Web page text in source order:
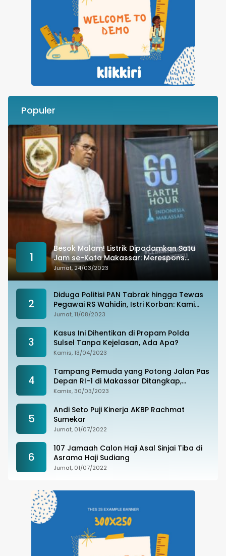
Populer
1
Besok Malam! Listrik Dipadamkan Satu
Jam se-Kota Makassar: Merespons
Perubahan Iklim
Jumat, 24/03/2023
2
Diduga Politisi PAN Tabrak hingga Tewas
Pegawai RS Wahidin, Istri Korban: Kami
Tak Terima
Jumat, 11/08/2023
3
Kasus Ini Dihentikan di Propam Polda
Sulsel Tanpa Kejelasan, Ada Apa?
Kamis, 13/04/2023
4
Tampang Pemuda yang Potong Jalan Pas
Depan RI-1 di Makassar Ditangkap,
Ternyata Joki Balapan Liar
Kamis, 30/03/2023
5
Andi Seto Puji Kinerja AKBP Rachmat
Sumekar
Jumat, 01/07/2022
6
107 Jamaah Calon Haji Asal Sinjai Tiba di
Asrama Haji Sudiang
Jumat, 01/07/2022